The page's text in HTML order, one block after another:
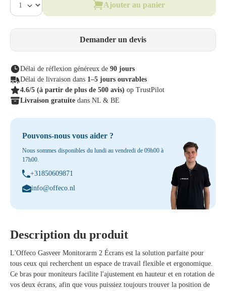
Ajouter au panier
Demander un devis
Délai de réflexion généreux de 90 jours
Délai de livraison dans 1–5 jours ouvrables
4.6/5 (à partir de plus de 500 avis) op TrustPilot
Livraison gratuite dans NL & BE
Pouvons-nous vous aider ?
Nous sommes disponibles du lundi au vendredi de 09h00 à
17h00.
+31850609871
info@offeco.nl
Description du produit
L'Offeco Gasveer Monitorarm 2 Écrans est la solution parfaite pour
tous ceux qui recherchent un espace de travail flexible et ergonomique.
Ce bras pour moniteurs facilite l'ajustement en hauteur et en rotation de
vos deux écrans, afin que vous puissiez toujours trouver la position de